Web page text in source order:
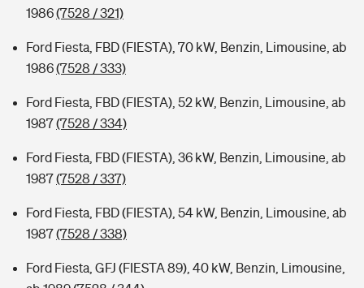
1986(7528 / 321)
Ford Fiesta, FBD (FIESTA), 70 kW, Benzin, Limousine, ab
1986(7528 / 333)
Ford Fiesta, FBD (FIESTA), 52 kW, Benzin, Limousine, ab
1987(7528 / 334)
Ford Fiesta, FBD (FIESTA), 36 kW, Benzin, Limousine, ab
1987(7528 / 337)
Ford Fiesta, FBD (FIESTA), 54 kW, Benzin, Limousine, ab
1987(7528 / 338)
Ford Fiesta, GFJ (FIESTA 89), 40 kW, Benzin, Limousine,